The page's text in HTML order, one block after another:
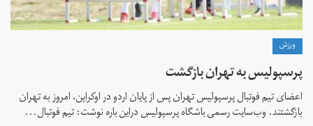
ورزش
پرسپولیس به تهران بازگشت
اعضای تیم فوتبال پرسپولیس تهران پس از پایان اردو در اوکراین، امروز به تهران
بازگشتند. وب‌سایت رسمی باشگاه پرسپولیس دراین باره نوشت: تیم فوتبال...